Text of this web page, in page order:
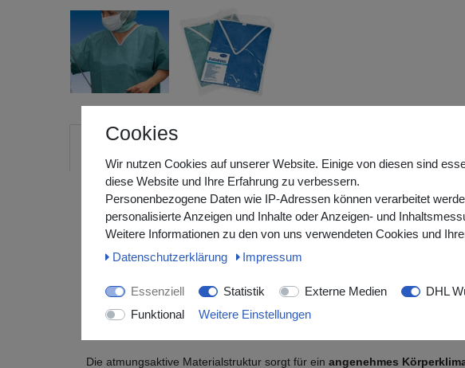
Foliodress® Suit, Die bequeme Einmal-OP-Bereichskleidung aus
Vliesstoff
DerFoliodress® Suit ist die ideale Lösung für den hygienischen Schutz
anderen medizinischen Einsatzfeldern. Hergestellt aus
Die atmungsaktive Materialstruktur sorgt für ein angenehmes
Cookies
Wir nutzen Cookies auf unserer Website. Einige von diesen sind
diese Website und Ihre Erfahrung zu verbessern.
Personenbezogene Daten wie IP-Adressen können verarbeitet
personalisierte Anzeigen und Inhalte oder Anzeigen- und
Weitere Informationen zu den von uns verwendeten Cookies und
Daten­schutz­erklärung
Impressum
Essenziell Statistik Externe Medien DHL
Funktional
Weitere Einstellungen